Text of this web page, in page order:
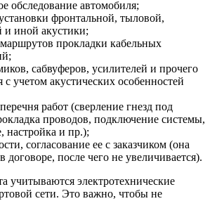
обследование автомобиля;
фронтальной, тыловой,
и иной акустики;
прокладки кабельных
сабвуферов, усилителей и прочего
с учетом акустических особенностей
работ (сверление гнезд под
проводов, подключение системы,
настройка и пр.);
согласование ее с заказчиком (она
договоре, после чего не увеличивается).
учитываются электротехнические
сети. Это важно, чтобы не